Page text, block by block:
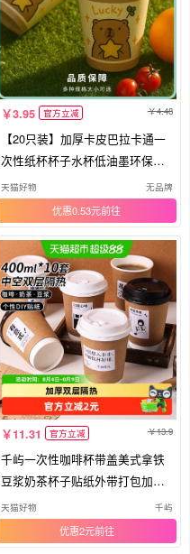
3.95 官方立减 4.48
【20只装】加厚卡皮巴拉卡通一
次性纸杯杯子水杯低油墨环保印
刷
天猫好物 无品牌
优惠0.53元
11.31 官方立减 13.9
千屿一次性咖啡杯带盖美式拿铁
豆浆奶茶杯子贴纸外带打包加厚
纸杯
天猫好物 千屿
优惠2元